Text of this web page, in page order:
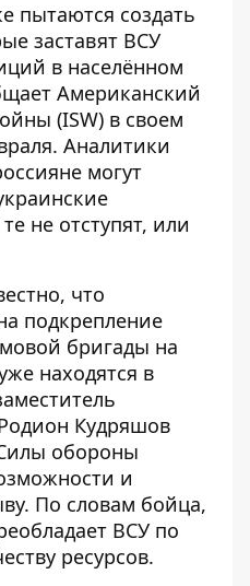
пытаются создать
заставят ВСУ
в населённом
Американский
(ISW) в своем
Аналитики
могут
не отступят, или
что
подкрепление
бригады на
находятся в
Кудряшов
обороны
и
По словам бойца,
ВСУ по
ресурсов.